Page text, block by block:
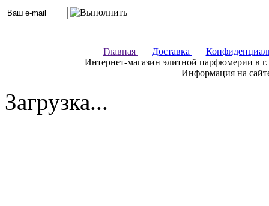
Главная | Доставка |
Интернет-магазин элитной парфюмерии в
Информация на
Загрузка...